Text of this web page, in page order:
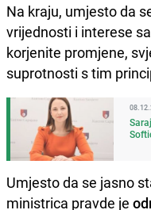
Na kraju, umjesto da
vrijednosti i interese
korjenite promjene,
suprotnosti s tim
Umjesto da se jasno
ministrica pravde je